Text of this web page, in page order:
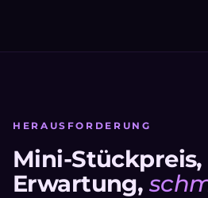
HERAUSFORDERUNG
Mini-Stückpreis,
Erwartung,